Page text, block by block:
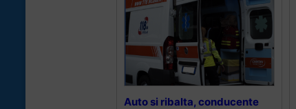
Auto si ribalta, conducente